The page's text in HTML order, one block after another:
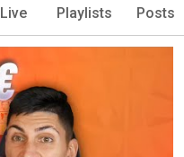
Live Playlists Posts